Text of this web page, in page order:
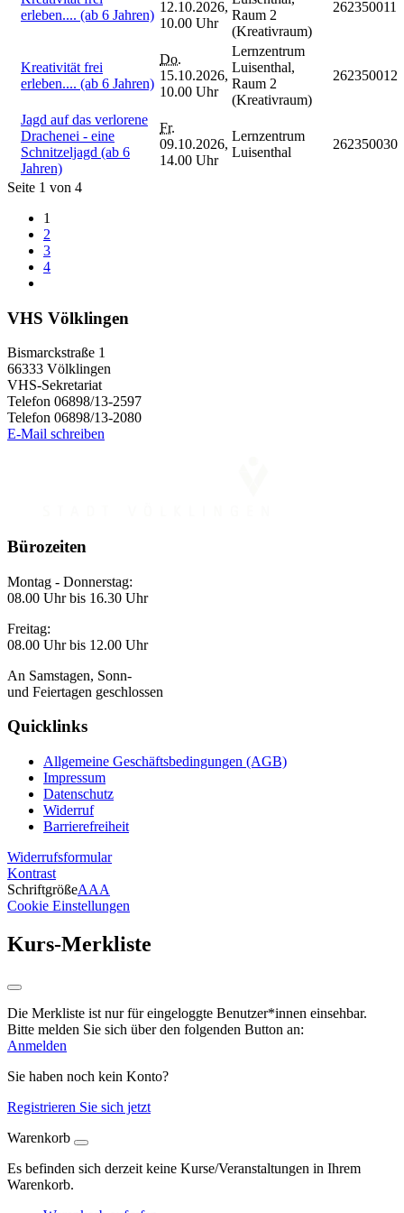
erleben.... (ab 6 Jahren)
12.10.2026,
10.00 Uhr
Raum 2
(Kreativraum)
262350011
Kreativität frei
erleben.... (ab 6 Jahren)
Do.
15.10.2026,
10.00 Uhr
Lernzentrum
Luisenthal,
Raum 2
(Kreativraum)
262350012
Jagd auf das verlorene
Drachenei - eine
Schnitzeljagd (ab 6
Jahren)
Fr.
09.10.2026,
14.00 Uhr
Lernzentrum
Luisenthal
262350030
Seite 1 von 4
1
2
3
4
VHS Völklingen
Bismarckstraße 1
66333 Völklingen
VHS-Sekretariat
Telefon 06898/13-2597
Telefon 06898/13-2080
E-Mail schreiben
Bürozeiten
Montag - Donnerstag:
08.00 Uhr bis 16.30 Uhr
Freitag:
08.00 Uhr bis 12.00 Uhr
An Samstagen, Sonn-
und Feiertagen geschlossen
Quicklinks
Allgemeine Geschäftsbedingungen (AGB)
Impressum
Datenschutz
Widerruf
Barrierefreiheit
Widerrufsformular
Kontrast
SchriftgrößeAAA
Cookie Einstellungen
Kurs-Merkliste
Die Merkliste ist nur für eingeloggte Benutzer*innen einsehbar.
Bitte melden Sie sich über den folgenden Button an:
Anmelden
Sie haben noch kein Konto?
Registrieren Sie sich jetzt
Warenkorb
Es befinden sich derzeit keine Kurse/Veranstaltungen in Ihrem
Warenkorb.